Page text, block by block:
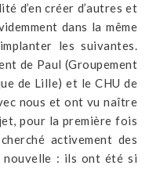
d’en créer d’autres et
dans la même
les suivantes.
de Paul (Groupement
de Lille) et le CHU de
nous et ont vu naître
pour la première fois
activement des
nouvelle : ils ont été si